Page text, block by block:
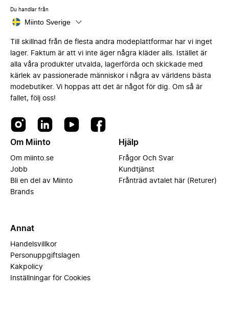
Du handlar från
Miinto Sverige
Till skillnad från de flesta andra modeplattformar har vi inget
lager. Faktum är att vi inte äger några kläder alls. Istället är
alla våra produkter utvalda, lagerförda och skickade med
kärlek av passionerade människor i några av världens bästa
modebutiker. Vi hoppas att det är något för dig. Om så är
fallet, följ oss!
Om Miinto
Om miinto.se
Jobb
Bli en del av Miinto
Brands
Hjälp
Frågor Och Svar
Kundtjänst
Frånträd avtalet här (Returer)
Annat
Handelsvillkor
Personuppgiftslagen
Kakpolicy
Inställningar för Cookies